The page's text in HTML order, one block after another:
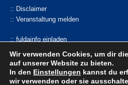
:: Disclaimer
:: Veranstaltung melden
:: fuldainfo einladen
facebook |Whatsapp-Kanal|bluseky |
Wir verwenden Cookies, um dir
auf unserer Website zu bieten.
In den Einstellungen kannst du
wir verwenden oder sie